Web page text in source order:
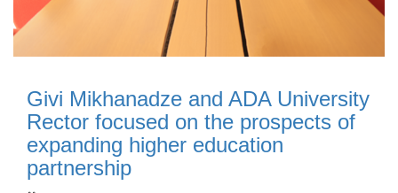
Givi Mikhanadze and ADA University
Rector focused on the prospects of
expanding higher education
partnership